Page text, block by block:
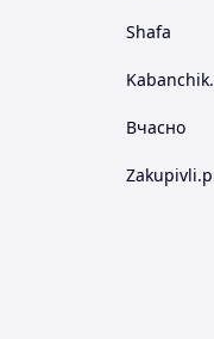
Shafa
Вчасно